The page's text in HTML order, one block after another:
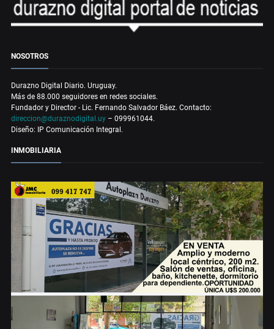
NOSOTROS
Durazno Digital Diario. Uruguay.
Más de 88.000 seguidores en redes sociales.
Fundador y Director - Lic. Fernando Salvador Báez. Contacto:
direccion@duraznodigital.uy – 099961044.
Diseño: IP Comunicación Integral.
INMOBILIARIA